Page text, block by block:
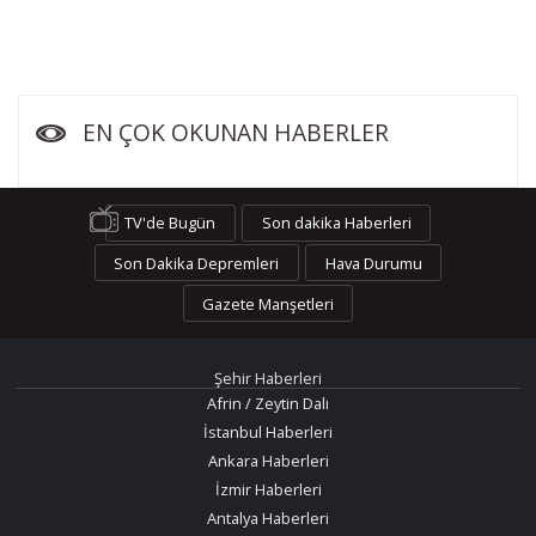
EN ÇOK OKUNAN HABERLER
TV'de Bugün
Son dakika Haberleri
Son Dakika Depremleri
Hava Durumu
Gazete Manşetleri
Şehir Haberleri
Afrin / Zeytin Dalı
İstanbul Haberleri
Ankara Haberleri
İzmir Haberleri
Antalya Haberleri